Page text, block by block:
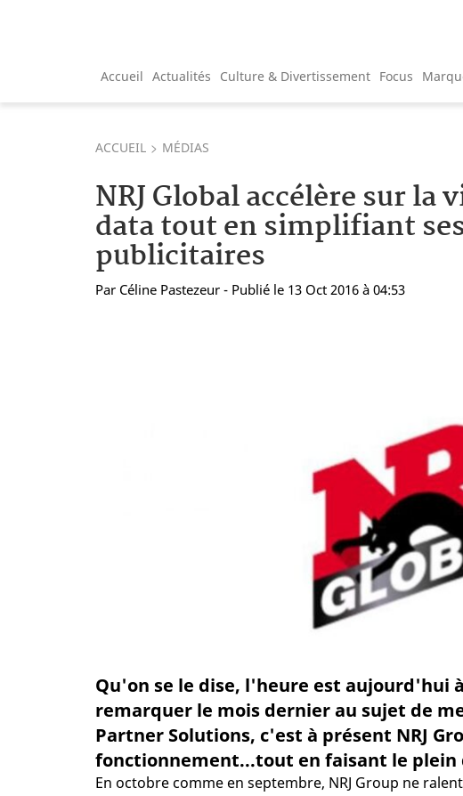
Accueil Actualités Culture & Divertissement Focus
ACCUEIL MÉDIAS
NRJ Global accélère sur la
data tout en simplifiant
publicitaires
Par Céline Pastezeur - Publié le 13 Oct 2016 à 04:53
Qu'on se le dise, l'heure est aujourd'hui
remarquer le mois dernier au sujet de
Partner Solutions, c'est à présent NRJ
fonctionnement...tout en faisant le plein
En octobre comme en septembre, NRJ Group ne